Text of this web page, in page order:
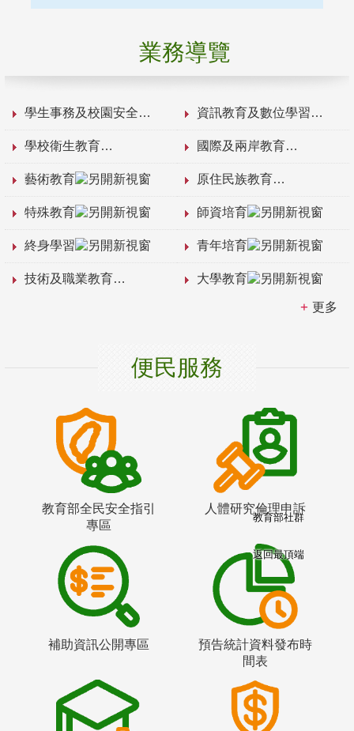
業務導覽
學生事務及校園安全 資訊教育及數位學習
學校衛生教育 國際及兩岸教育
藝術教育 原住民族教育
特殊教育 師資培育
終身學習 青年培育
技術及職業教育 大學教育
更多
便民服務
教育部全民安全指引
專區
人體研究倫理申訴
補助資訊公開專區
預告統計資料發布時
間表
教育部社群
返回最頂端